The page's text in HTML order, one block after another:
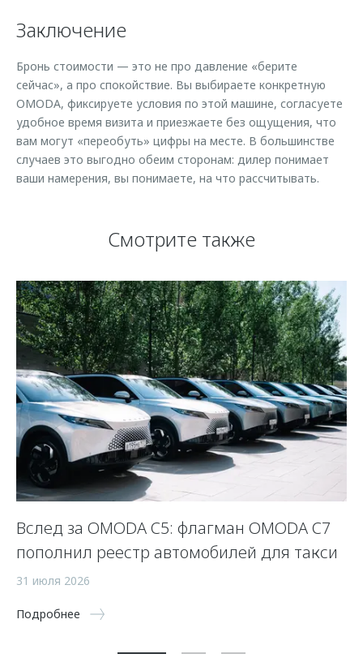
Заключение
Бронь стоимости — это не про давление «берите
сейчас», а про спокойствие. Вы выбираете конкретную
OMODA, фиксируете условия по этой машине, согласуете
удобное время визита и приезжаете без ощущения, что
вам могут «переобуть» цифры на месте. В большинстве
случаев это выгодно обеим сторонам: дилер понимает
ваши намерения, вы понимаете, на что рассчитывать.
Смотрите также
Вслед за OMODA C5: флагман OMODA C7
пополнил реестр автомобилей для такси
31 июля 2026
Подробнее